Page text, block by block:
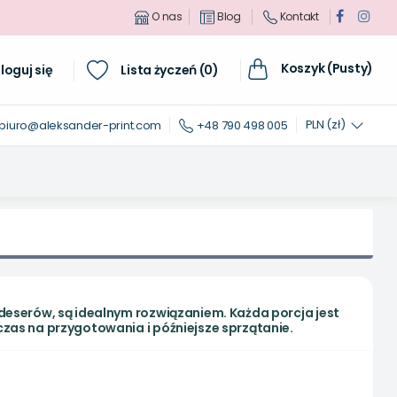
O nas Blog Kontakt
się Lista życzeń (0) Koszyk (Pusty)
print.com +48 790 498 005 PLN (zł)
są idealnym rozwiązaniem. Każda porcja jest
na przygotowania i późniejsze sprzątanie.